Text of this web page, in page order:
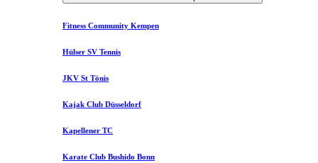
Fitness Community Kempen
Hülser SV Tennis
JKV St Tönis
Kajak Club Düsseldorf
Kapellener TC
Karate Club Bushido Bonn